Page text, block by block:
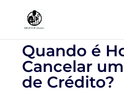
Quando é
Cancelar
de Crédito?